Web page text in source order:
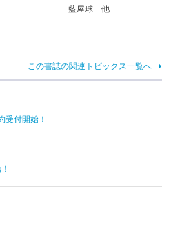
藍屋球 他
この書誌の関連トピックス一覧へ
付開始！